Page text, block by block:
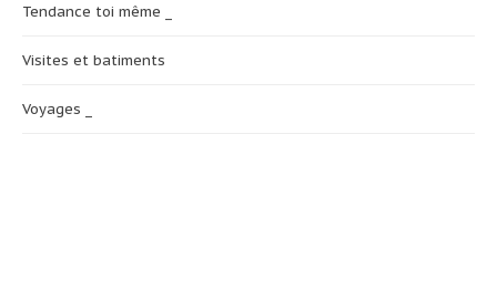
Tendance toi même _
Visites et batiments
Voyages _